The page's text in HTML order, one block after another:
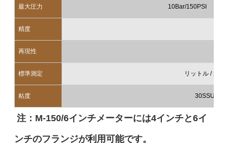
最大圧力 10Bar/150PSI
精度
再現性
標準測定 リットル / 米国
粘度 30SSU～
注：M-150/6インチメーターには4インチと6イ
ンチのフランジが利用可能です。